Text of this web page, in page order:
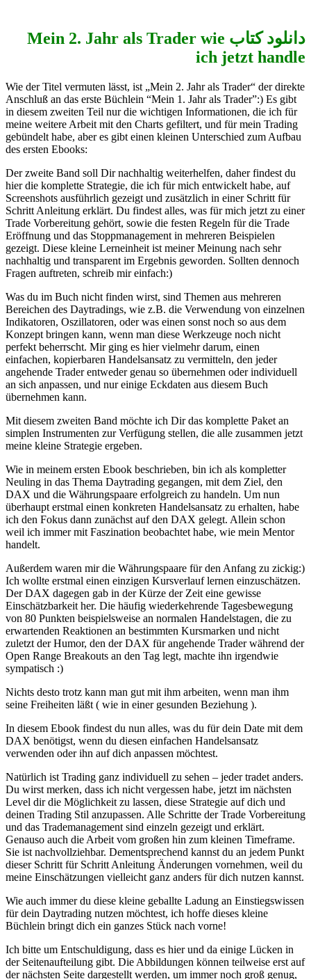
دانلود کتاب Mein 2. Jahr als Trader wie
ich jetzt handle
Wie der Titel vermuten lässt, ist „Mein 2. Jahr als Trader“ der direkte
Anschluß an das erste Büchlein “Mein 1. Jahr als Trader”:) Es gibt
in diesem zweiten Teil nur die wichtigen Informationen, die ich für
meine weitere Arbeit mit den Charts gefiltert, und für mein Trading
gebündelt habe, aber es gibt einen kleinen Unterschied zum Aufbau
des ersten Ebooks:
Der zweite Band soll Dir nachhaltig weiterhelfen, daher findest du
hier die komplette Strategie, die ich für mich entwickelt habe, auf
Screenshots ausführlich gezeigt und zusätzlich in einer Schritt für
Schritt Anleitung erklärt. Du findest alles, was für mich jetzt zu einer
Trade Vorbereitung gehört, sowie die festen Regeln für die Trade
Eröffnung und das Stoppmanagement in mehreren Beispielen
gezeigt. Diese kleine Lerneinheit ist meiner Meinung nach sehr
nachhaltig und transparent im Ergebnis geworden. Sollten dennoch
Fragen auftreten, schreib mir einfach:)
Was du im Buch nicht finden wirst, sind Themen aus mehreren
Bereichen des Daytradings, wie z.B. die Verwendung von einzelnen
Indikatoren, Oszillatoren, oder was einen sonst noch so aus dem
Konzept bringen kann, wenn man diese Werkzeuge noch nicht
perfekt beherrscht. Mir ging es hier vielmehr darum, einen
einfachen, kopierbaren Handelsansatz zu vermitteln, den jeder
angehende Trader entweder genau so übernehmen oder individuell
an sich anpassen, und nur einige Eckdaten aus diesem Buch
übernehmen kann.
Mit diesem zweiten Band möchte ich Dir das komplette Paket an
simplen Instrumenten zur Verfügung stellen, die alle zusammen jetzt
meine kleine Strategie ergeben.
Wie in meinem ersten Ebook beschrieben, bin ich als kompletter
Neuling in das Thema Daytrading gegangen, mit dem Ziel, den
DAX und die Währungspaare erfolgreich zu handeln. Um nun
überhaupt erstmal einen konkreten Handelsansatz zu erhalten, habe
ich den Fokus dann zunächst auf den DAX gelegt. Allein schon
weil ich immer mit Faszination beobachtet habe, wie mein Mentor
handelt.
Außerdem waren mir die Währungspaare für den Anfang zu zickig:)
Ich wollte erstmal einen einzigen Kursverlauf lernen einzuschätzen.
Der DAX dagegen gab in der Kürze der Zeit eine gewisse
Einschätzbarkeit her. Die häufig wiederkehrende Tagesbewegung
von 80 Punkten beispielsweise an normalen Handelstagen, die zu
erwartenden Reaktionen an bestimmten Kursmarken und nicht
zuletzt der Humor, den der DAX für angehende Trader während der
Open Range Breakouts an den Tag legt, machte ihn irgendwie
sympatisch :)
Nichts desto trotz kann man gut mit ihm arbeiten, wenn man ihm
seine Freiheiten läßt ( wie in einer gesunden Beziehung ).
In diesem Ebook findest du nun alles, was du für dein Date mit dem
DAX benötigst, wenn du diesen einfachen Handelsansatz
verwenden oder ihn auf dich anpassen möchtest.
Natürlich ist Trading ganz individuell zu sehen – jeder tradet anders.
Du wirst merken, dass ich nicht vergessen habe, jetzt im nächsten
Level dir die Möglichkeit zu lassen, diese Strategie auf dich und
deinen Trading Stil anzupassen. Alle Schritte der Trade Vorbereitung
und das Trademanagement sind einzeln gezeigt und erklärt.
Genauso auch die Arbeit vom großen hin zum kleinen Timeframe.
Sie ist nachvollziehbar. Dementsprechend kannst du an jedem Punkt
dieser Schritt für Schritt Anleitung Änderungen vornehmen, weil du
meine Einschätzungen vielleicht ganz anders für dich nutzen kannst.
Wie auch immer du diese kleine geballte Ladung an Einstiegswissen
für dein Daytrading nutzen möchtest, ich hoffe dieses kleine
Büchlein bringt dich ein ganzes Stück nach vorne!
Ich bitte um Entschuldigung, dass es hier und da einige Lücken in
der Seitenaufteilung gibt. Die Abbildungen können teilweise erst auf
der nächsten Seite dargestellt werden, um immer noch groß genug,